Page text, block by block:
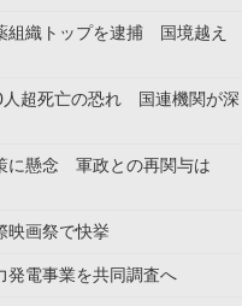
組織トップを逮捕 国境越え
人超死亡の恐れ 国連機関が深
に懸念 軍政との再関与は
画祭で快挙
発電事業を共同調査へ